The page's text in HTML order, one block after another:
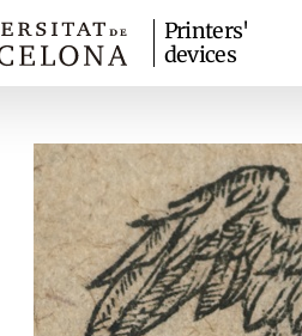
Printers'
devices